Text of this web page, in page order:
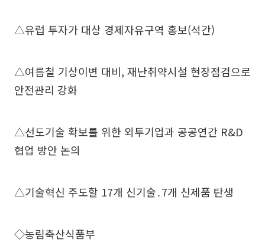
△유럽 투자가 대상 경제자유구역 홍보(석간)
△여름철 기상이변 대비, 재난취약시설 현장점검으로
안전관리 강화
△선도기술 확보를 위한 외투기업과 공공연간 R&D
협업 방안 논의
△기술혁신 주도할 17개 신기술․7개 신제품 탄생
◇농림축산식품부